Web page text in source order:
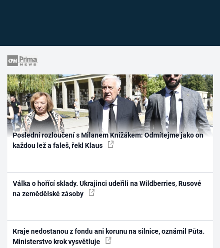
Poslední rozloučení s Milanem Knížákem: Odmítejme jako on
každou lež a faleš, řekl Klaus
Válka o hořící sklady. Ukrajinci udeřili na Wildberries, Rusové
na zemědělské zásoby
Kraje nedostanou z fondu ani korunu na silnice, oznámil Půta.
Ministerstvo krok vysvětluje